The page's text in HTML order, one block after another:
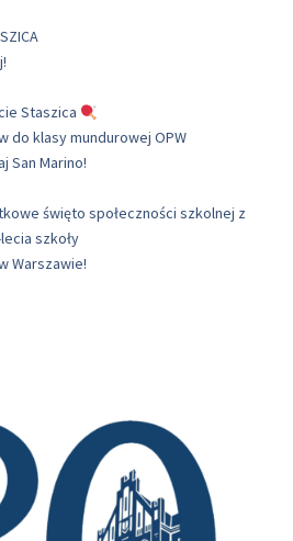
Staszica
do klasy mundurowej OPW
San Marino!
święto społeczności szkolnej z
szkoły
Warszawie!